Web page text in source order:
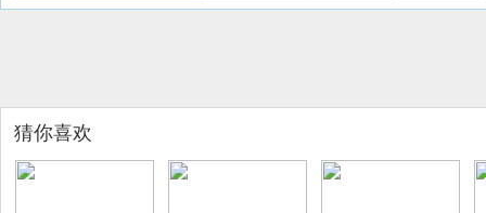
猜你喜欢